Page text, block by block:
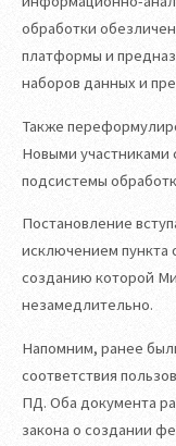
обработки
платформы и
наборов данных и
Также
Новыми участниками
подсистемы
Постановление
исключением
созданию которой
незамедлительно.
Напомним, ранее
соответствия
ПД. Оба документа
закона о создании